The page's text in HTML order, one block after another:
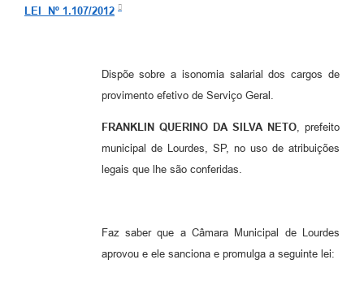
Cadastro usuários de transporte para Trabalho
LEI Nº 1.107/2012
Dispõe sobre a isonomia salarial dos cargos de
provimento efetivo de Serviço Geral.
FRANKLIN QUERINO DA SILVA NETO, prefeito
municipal de Lourdes, SP, no uso de atribuições
legais que lhe são conferidas.
Faz saber que a Câmara Municipal de Lourdes
aprovou e ele sanciona e promulga a seguinte lei: